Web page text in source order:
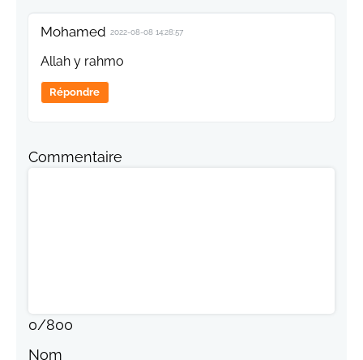
Mohamed 2022-08-08 14:28:57
Allah y rahmo
Répondre
Commentaire
0/800
Nom